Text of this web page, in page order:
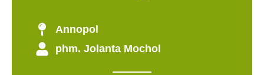
Annopol
phm. Jolanta Mochol